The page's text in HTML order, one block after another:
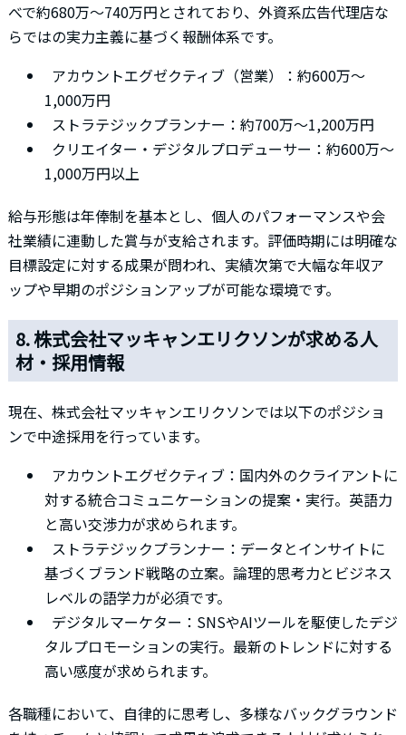
べで約680万〜740万円とされており、外資系広告代理店な
らではの実力主義に基づく報酬体系です。
アカウントエグゼクティブ（営業）：約600万〜
1,000万円
ストラテジックプランナー：約700万〜1,200万円
クリエイター・デジタルプロデューサー：約600万〜
1,000万円以上
給与形態は年俸制を基本とし、個人のパフォーマンスや会
社業績に連動した賞与が支給されます。評価時期には明確な
目標設定に対する成果が問われ、実績次第で大幅な年収ア
ップや早期のポジションアップが可能な環境です。
8. 株式会社マッキャンエリクソンが求める人
材・採用情報
現在、株式会社マッキャンエリクソンでは以下のポジショ
ンで中途採用を行っています。
アカウントエグゼクティブ：国内外のクライアントに
対する統合コミュニケーションの提案・実行。英語力
と高い交渉力が求められます。
ストラテジックプランナー：データとインサイトに
基づくブランド戦略の立案。論理的思考力とビジネス
レベルの語学力が必須です。
デジタルマーケター：SNSやAIツールを駆使したデジ
タルプロモーションの実行。最新のトレンドに対する
高い感度が求められます。
各職種において、自律的に思考し、多様なバックグラウンド